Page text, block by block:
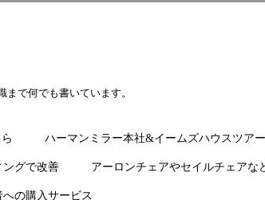
で何でも書いています。
ハーマンミラー本社&イームズハウスツア
ングで改善 アーロンチェアやセイルチェアな
の購入サービス